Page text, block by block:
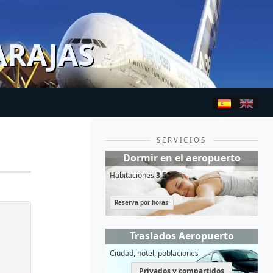
SERVICIOS
Dormir en el aeropuerto
Habitaciones3,5*
Reserva por horas
Traslados Aeropuerto
Ciudad, hotel, poblaciones